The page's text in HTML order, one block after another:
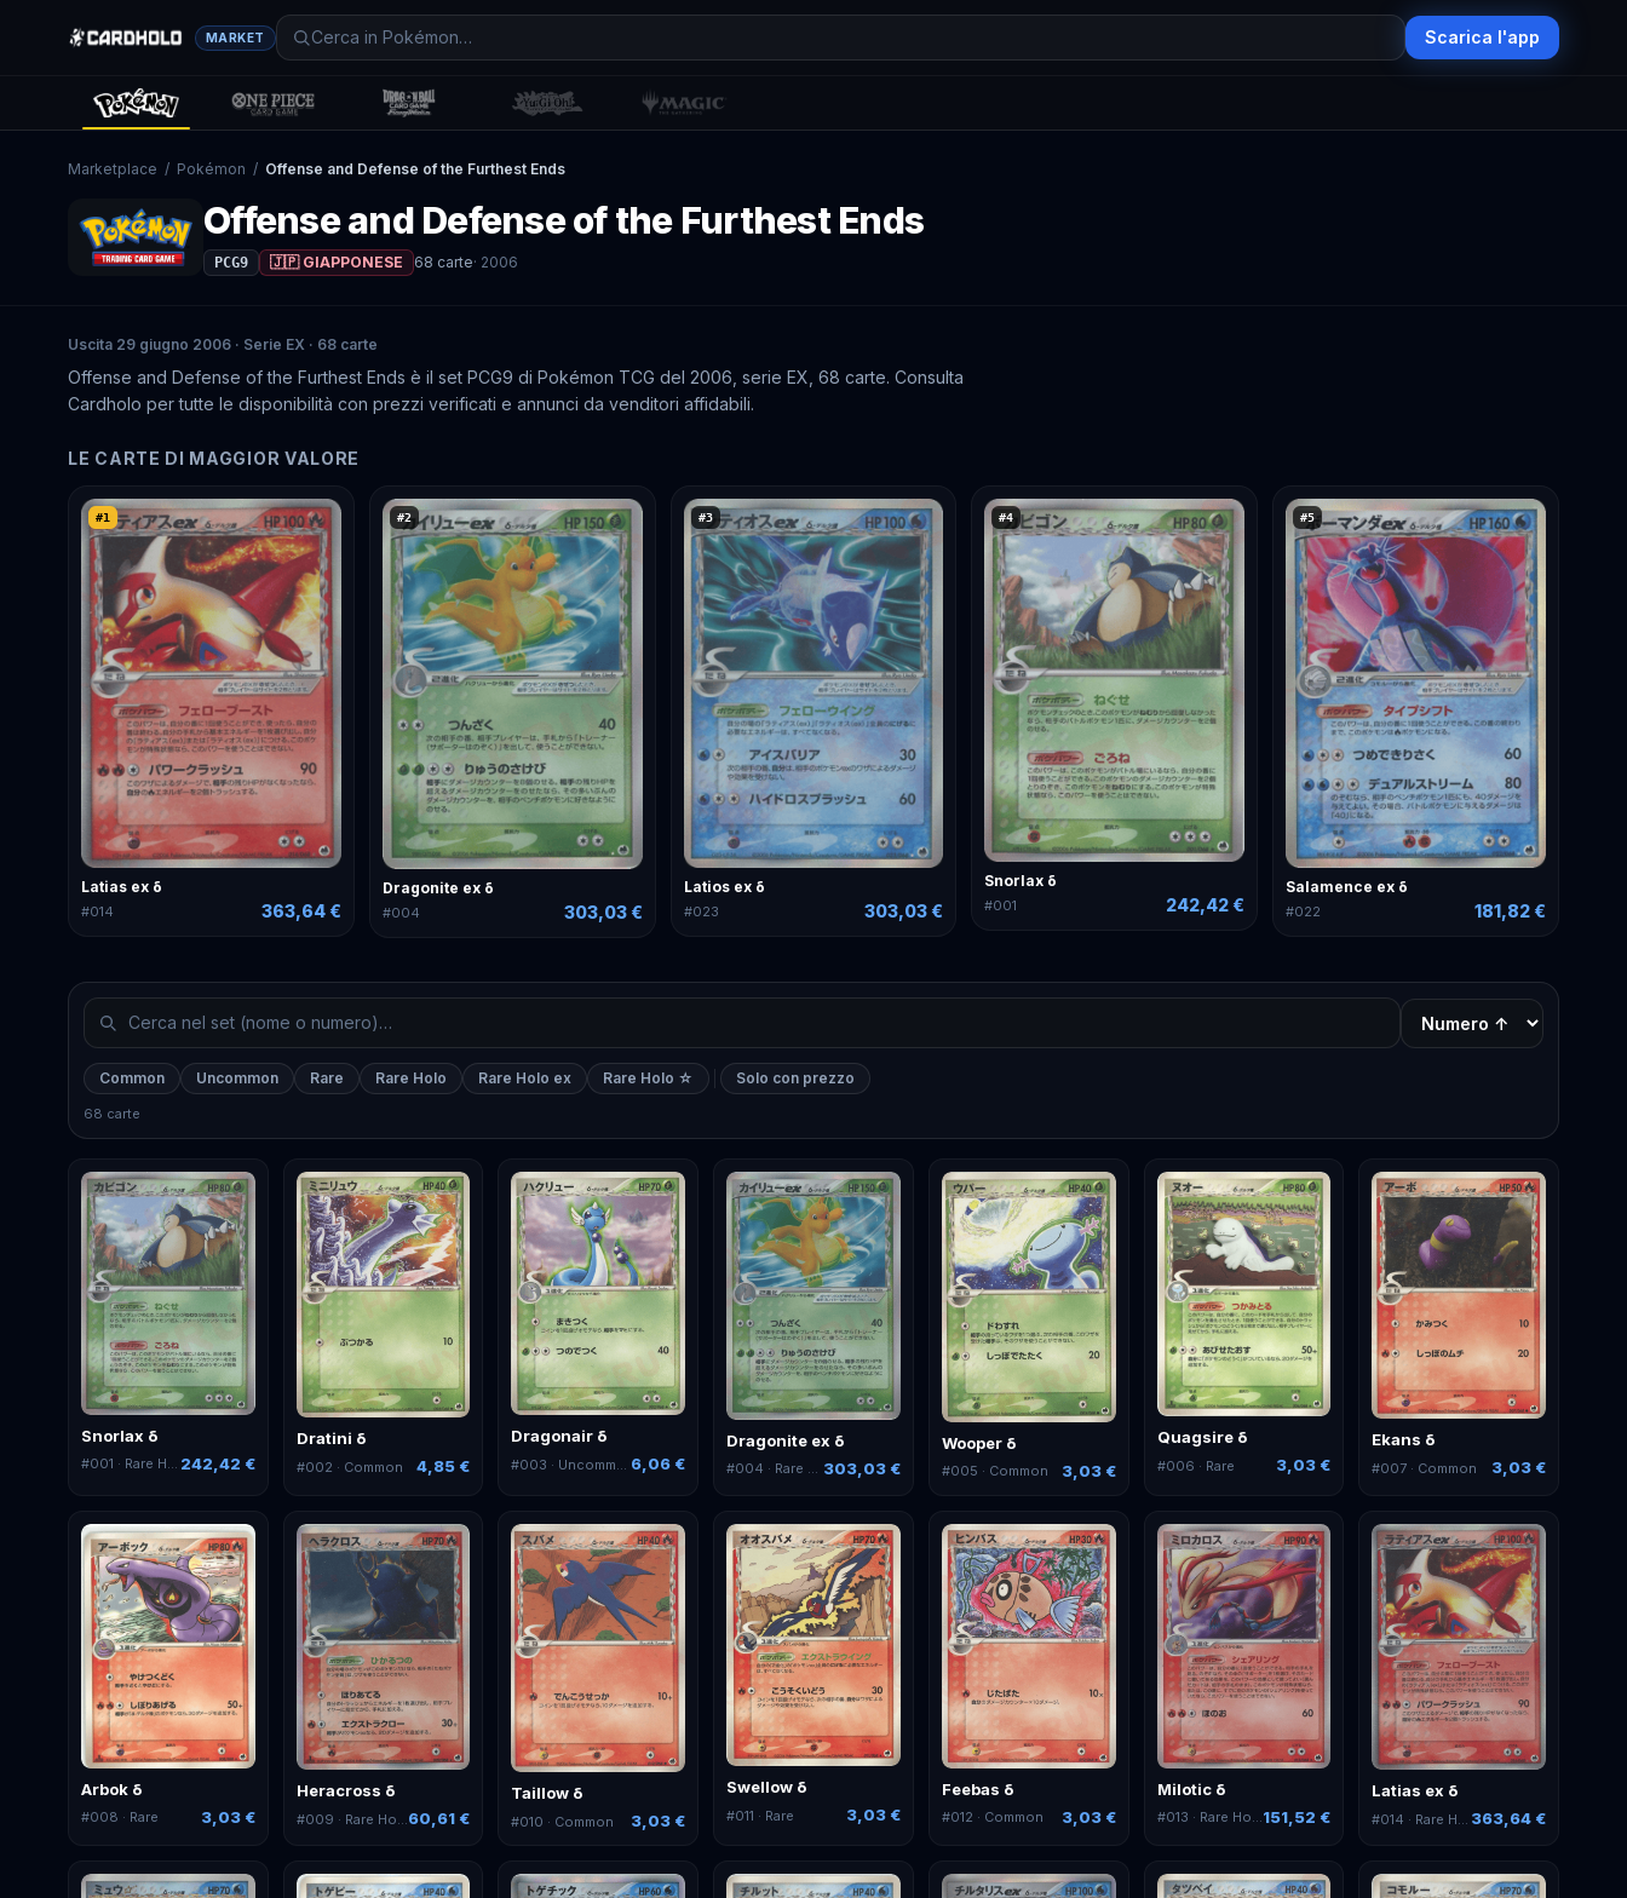
MARKET Scarica l'app
Marketplace / Pokémon / Offense and Defense of the Furthest Ends
Offense and Defense of the Furthest Ends
PCG9 🇯🇵 GIAPPONESE 68 carte· 2006
Uscita 29 giugno 2006 · Serie EX · 68 carte
Offense and Defense of the Furthest Ends è il set PCG9 di Pokémon TCG del 2006, serie EX, 68 carte. Consulta
Cardholo per tutte le disponibilità con prezzi verificati e annunci da venditori affidabili.
LE CARTE DI MAGGIOR VALORE
#1
Latias ex δ
#014 363,64 €
#2
Dragonite ex δ
#004 303,03 €
#3
Latios ex δ
#023 303,03 €
#4
Snorlax δ
#001 242,42 €
#5
Salamence ex δ
#022 181,82 €
Common Uncommon Rare Rare Holo Rare Holo ex Rare Holo ☆ Solo con prezzo
68 carte
Snorlax δ
#001 · Rare Holo 242,42 €
Dratini δ
#002 · Common 4,85 €
Dragonair δ
#003 · Uncommon 6,06 €
Dragonite ex δ
#004 · Rare Holo ex 303,03 €
Wooper δ
#005 · Common 3,03 €
Quagsire δ
#006 · Rare 3,03 €
Ekans δ
#007 · Common 3,03 €
Arbok δ
#008 · Rare 3,03 €
Heracross δ
#009 · Rare Holo 60,61 €
Taillow δ
#010 · Common 3,03 €
Swellow δ
#011 · Rare 3,03 €
Feebas δ
#012 · Common 3,03 €
Milotic δ
#013 · Rare Holo 151,52 €
Latias ex δ
#014 · Rare Holo ex 363,64 €